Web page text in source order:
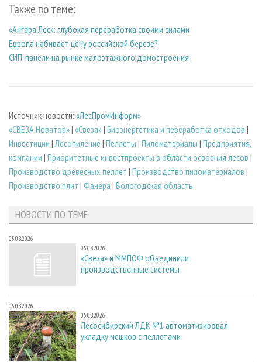
Также по теме:
«Ангара Лес»: глубокая переработка своими силами
Европа набивает цену российской березе?
СИП-панели на рынке малоэтажного домостроения
Источник новости: «ЛесПромИнформ»
«СВЕЗА Новатор»| «Свеза»| Биoэнергетика и переработка отходов |
Инвестиции | Лесопиление | Пеллеты | Пиломатериалы | Предприятия,
компании | Приоритетные инвестпроекты в области освоения лесов |
Производство древесных пеллет | Производство пиломатериалов |
Производство плит | Фанера | Вологодская область
НОВОСТИ ПО ТЕМЕ
05.08.2026
05.08.2026
«Свеза» и ММПОФ объединили
производственные системы
05.08.2026
05.08.2026
Лесосибирский ЛДК №1 автоматизировал
укладку мешков с пеллетами